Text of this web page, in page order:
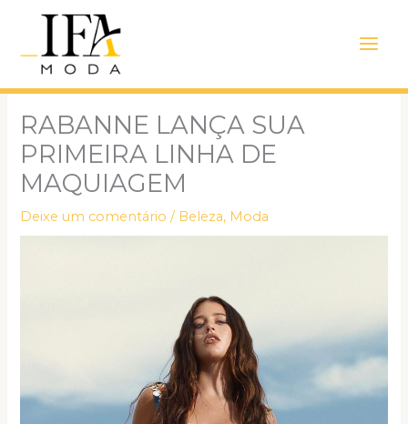
conteúdo
Menu
RABANNE LANÇA SUA
PRIMEIRA LINHA DE
MAQUIAGEM
Deixe um comentário / Beleza, Moda